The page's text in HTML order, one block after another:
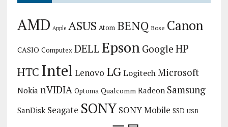
AMD Apple ASUS Atom BENQ Bose Canon
CASIO Computex DELLEpson Google HP
HTC Intel Lenovo LG Logitech Microsoft
Nokia nVIDIA Optoma Qualcomm Radeon Samsung
SanDisk Seagate SONY SONY Mobile SSD USB